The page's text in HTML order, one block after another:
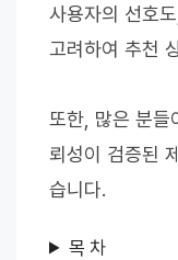
사용자의 선호
고려하여 추천
또한, 많은 분들
뢰성이 검증된
습니다.
목 차